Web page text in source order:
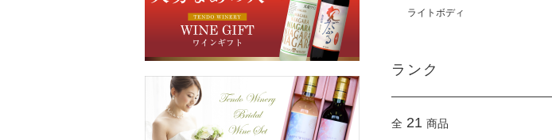
ライトボディ
ランク
全 21 商品